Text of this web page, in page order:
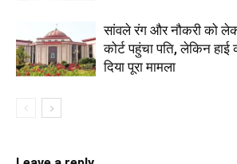
सांवले रंग और नौकरी को
कोर्ट पहुंचा पति, लेकिन
दिया पूरा मामला